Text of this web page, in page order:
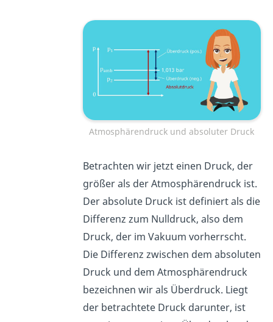
Atmosphärendruck und absoluter Druck
Betrachten wir jetzt einen Druck, der
größer als der Atmosphärendruck ist.
Der absolute Druck ist definiert als die
Differenz zum Nulldruck, also dem
Druck, der im Vakuum vorherrscht.
Die Differenz zwischen dem absoluten
Druck und dem Atmosphärendruck
bezeichnen wir als Überdruck. Liegt
der betrachtete Druck darunter, ist